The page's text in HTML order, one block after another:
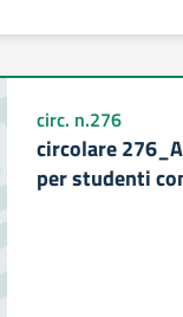
circ. n.276
circolare
per studenti